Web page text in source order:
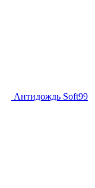
Антидождь Soft99